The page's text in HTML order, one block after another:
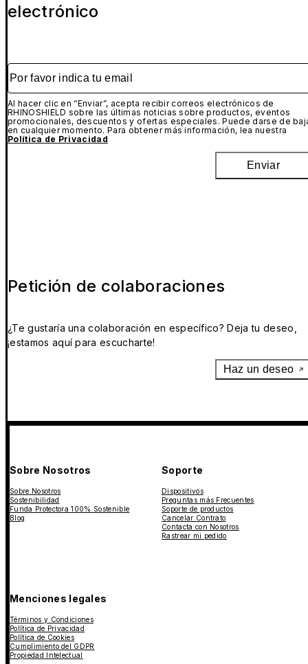
electrónico
Por favor indica tu email
Al hacer clic en “Enviar”, acepta recibir correos electrónicos de
RHINOSHIELD sobre las últimas noticias sobre productos, eventos
promocionales, descuentos y ofertas especiales. Puede darse de
en cualquier momento. Para obtener más información, lea nuestra
Política de Privacidad
Enviar
Petición de colaboraciones
¿Te gustaría una colaboración en específico? Deja tu deseo,
¡estamos aquí para escucharte!
Haz un deseo
Sobre Nosotros
Sobre Nosotros
Sostenibilidad
Funda Protectora 100% Sostenible
Blog
Soporte
Dispositivos
Preguntas más Frecuentes
Soporte de productos
Cancelar Contrato
Contacta con Nosotros
Rastrear mi pedido
Menciones legales
Términos y Condiciones
Política de Privacidad
Política de Cookies
Cumplimiento del GDPR
Propiedad Intelectual